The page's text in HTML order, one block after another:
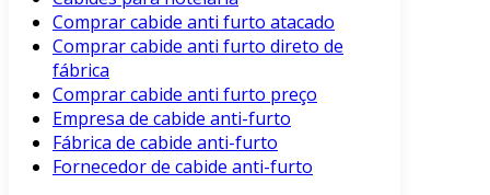
Comprar cabide anti furto atacado
Comprar cabide anti furto direto de
fábrica
Comprar cabide anti furto preço
Empresa de cabide anti-furto
Fábrica de cabide anti-furto
Fornecedor de cabide anti-furto